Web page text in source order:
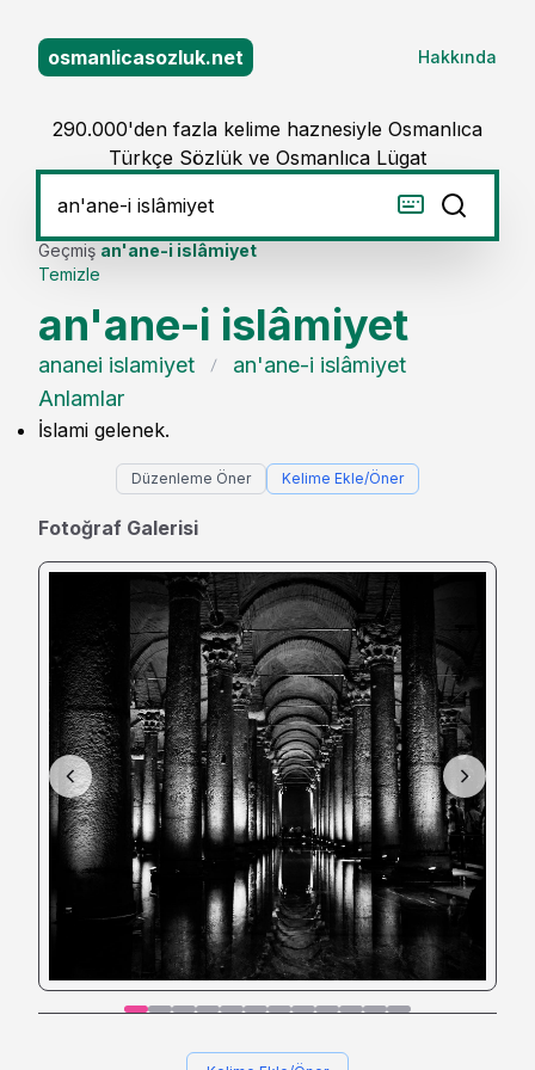
osmanlicasozluk.net Hakkında
290.000'den fazla kelime haznesiyle Osmanlıca
Türkçe Sözlük ve Osmanlıca Lügat
Geçmiş
Temizle
an'ane-i islâmiyet
an'ane-i islâmiyet
ananei islamiyet
an'ane-i islâmiyet
Anlamlar
İslami gelenek.
Düzenleme Öner Kelime Ekle/Öner
Fotoğraf Galerisi